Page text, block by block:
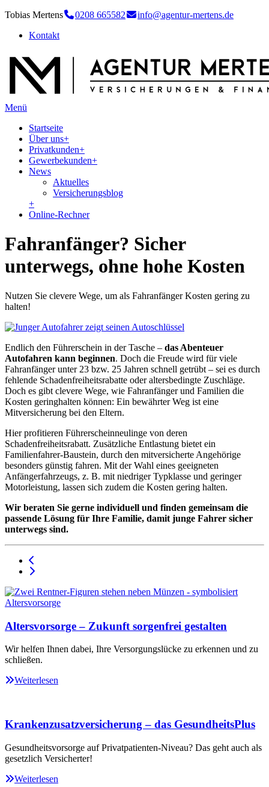
Tobias Mertens 0208 665582
info@agentur-mertens.de
Kontakt
Menü
Startseite
Über uns+
Privatkunden+
Gewerbekunden+
News
Aktuelles
Versicherungsblog
+
Online-Rechner
Fahranfänger? Sicher
unterwegs, ohne hohe Kosten
Nutzen Sie clevere Wege, um als Fahranfänger Kosten gering zu
halten!
Endlich den Führerschein in der Tasche – das Abenteuer
Autofahren kann beginnen. Doch die Freude wird für viele
Fahranfänger unter 23 bzw. 25 Jahren schnell getrübt – sei es durch
fehlende Schadenfreiheitsrabatte oder altersbedingte Zuschläge.
Doch es gibt clevere Wege, wie Fahranfänger und Familien die
Kosten geringhalten können: Ein bewährter Weg ist eine
Mitversicherung bei den Eltern.
Hier profitieren Führerscheinneulinge von deren
Schadenfreiheitsrabatt. Zusätzliche Entlastung bietet ein
Familienfahrer-Baustein, durch den mitversicherte Angehörige
besonders günstig fahren. Mit der Wahl eines geeigneten
Anfängerfahrzeugs, z. B. mit niedriger Typklasse und geringer
Motorleistung, lassen sich zudem die Kosten gering halten.
Wir beraten Sie gerne individuell und finden gemeinsam die
passende Lösung für Ihre Familie, damit junge Fahrer sicher
unterwegs sind.
Altersvorsorge – Zukunft sorgenfrei gestalten
Wir helfen Ihnen dabei, Ihre Versorgungslücke zu erkennen und zu
schließen.
Weiterlesen
Krankenzusatzversicherung – das GesundheitsPlus
Gesundheitsvorsorge auf Privatpatienten-Niveau? Das geht auch als
gesetzlich Versicherter!
Weiterlesen